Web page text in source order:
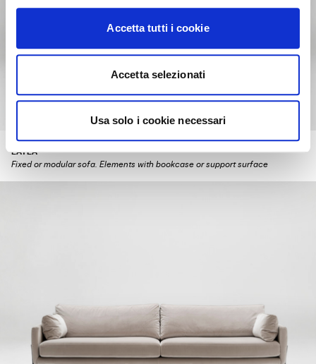
Accetta tutti i cookie
Accetta selezionati
Usa solo i cookie necessari
LAYLA
Fixed or modular sofa. Elements with bookcase or support surface